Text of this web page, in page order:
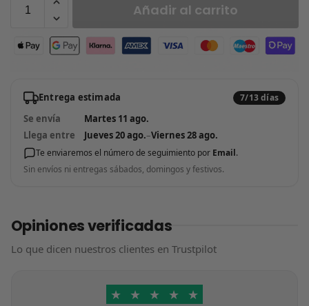
Añadir al carrito
Entrega estimada 7/13 días
Se envía
Martes 11 ago.
Llega entre
Jueves 20 ago.–Viernes 28 ago.
Te enviaremos el número de seguimiento por Email.
Sin envíos ni entregas sábados, domingos y festivos.
Opiniones verificadas
Lo que dicen nuestros clientes en Trustpilot
★ ★ ★ ★ ★